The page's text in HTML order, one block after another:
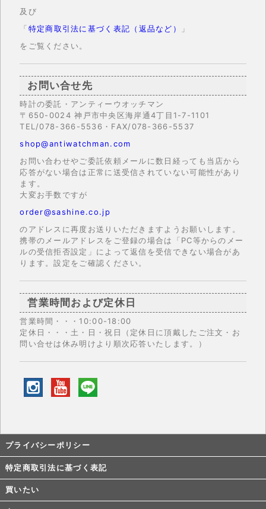
及び
「特定商取引法に基づく表記（返品など）
」
をご覧ください。
お問い合せ先
時計の委託・アンティーウオッチマン
〒650-0024 神戸市中央区海岸通4丁目1-7-1101
TEL/078-366-5536・FAX/078-366-5537
shop@antiwatchman.com
お問い合わせやご委託依頼メールに数日経っても当店から
応答がない場合は正常に送受信されていない可能性があり
ます。
大変お手数ですが
order@sashine.co.jp
のアドレスに再度お送りいただきますようお願いします。
携帯のメールアドレスをご登録の場合は「PC等からのメー
ルの受信拒否設定」によって返信を受信できない場合があ
ります。設定をご確認ください。
営業時間および定休日
営業時間・・・10:00-18:00
定休日・・・土・日・祝日（定休日に頂戴したご注文・お
問い合せは休み明けより順次応答いたします。）
プライバシーポリシー
特定商取引法に基づく表記
買いたい